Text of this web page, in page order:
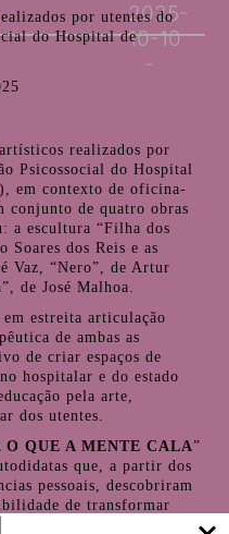
2025-
10-10
por utentes do
do Hospital de
realizados por
Psicossocial do Hospital
em contexto de oficina-
conjunto de quatro obras
a escultura “Filha dos
Soares dos Reis e as
Vaz, “Nero”, de Artur
de José Malhoa.
estreita articulação
de ambas as
de criar espaços de
hospitalar e do estado
pela arte,
dos utentes.
O QUE A MENTE CALA”
que, a partir dos
pessoais, descobriram
de transformar